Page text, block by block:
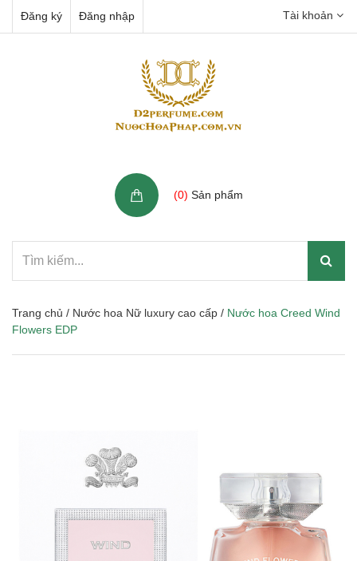
Đăng ký Đăng nhập Tài khoản
(0) Sản phẩm
Trang chủ / Nước hoa Nữ luxury cao cấp / Nước hoa Creed Wind
Flowers EDP